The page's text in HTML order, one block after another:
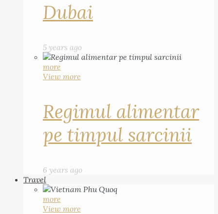
Dubai
5 years ago
more
View more
Regimul alimentar
pe timpul sarcinii
6 years ago
Travel
more
View more